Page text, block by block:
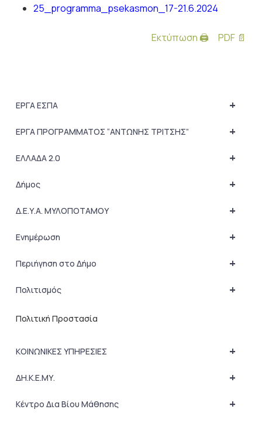
25_programma_psekasmon_17-21.6.2024
Εκτύπωση 🖨 PDF 📄
+
ΕΡΓΑ ΕΣΠΑ
+
ΕΡΓΑ ΠΡΟΓΡΑΜΜΑΤΟΣ “ΑΝΤΩΝΗΣ ΤΡΙΤΣΗΣ”
+
ΕΛΛΑΔΑ 2.0
+
Δήμος
+
Δ.Ε.Υ.Α. ΜΥΛΟΠΟΤΑΜΟΥ
+
Ενημέρωση
+
Περιήγηση στο Δήμο
+
Πολιτισμός
Πολιτική Προστασία
+
ΚΟΙΝΩΝΙΚΕΣ ΥΠΗΡΕΣΙΕΣ
+
ΔΗ.Κ.Ε.ΜΥ.
+
Κέντρο Δια Βίου Μάθησης